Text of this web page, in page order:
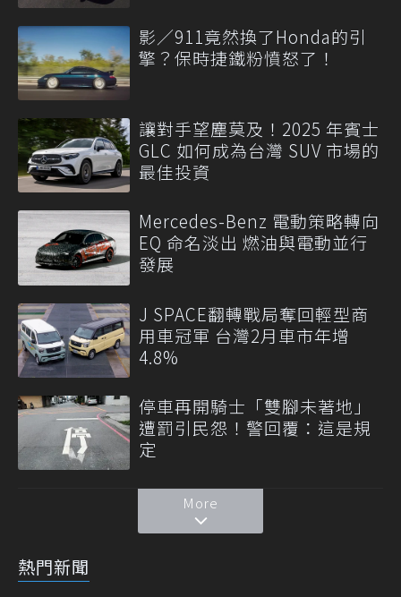
影／911竟然換了Honda的引
擎？保時捷鐵粉憤怒了！
讓對手望塵莫及！2025 年賓士
GLC 如何成為台灣 SUV 市場的
最佳投資
Mercedes-Benz 電動策略轉向
EQ 命名淡出 燃油與電動並行
發展
J SPACE翻轉戰局奪回輕型商
用車冠軍 台灣2月車市年增
4.8%
停車再開騎士「雙腳未著地」
遭罰引民怨！警回覆：這是規
定
More
熱門新聞